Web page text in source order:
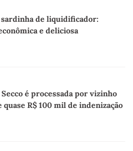
de liquidificador:
e deliciosa
é processada por vizinho
quase R$ 100 mil de indenização